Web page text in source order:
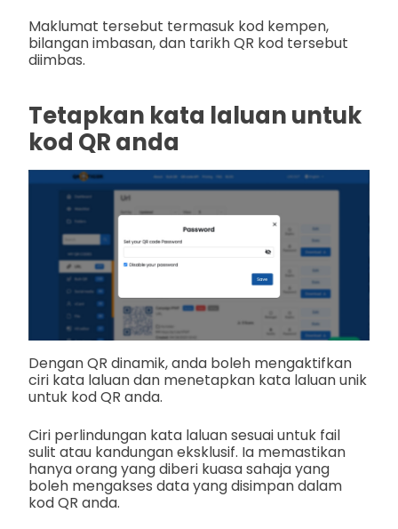
Maklumat tersebut termasuk kod kempen,
bilangan imbasan, dan tarikh QR kod tersebut
diimbas.
Tetapkan kata laluan untuk
kod QR anda
Dengan QR dinamik, anda boleh mengaktifkan
ciri kata laluan dan menetapkan kata laluan unik
untuk kod QR anda.
Ciri perlindungan kata laluan sesuai untuk fail
sulit atau kandungan eksklusif. Ia memastikan
hanya orang yang diberi kuasa sahaja yang
boleh mengakses data yang disimpan dalam
kod QR anda.